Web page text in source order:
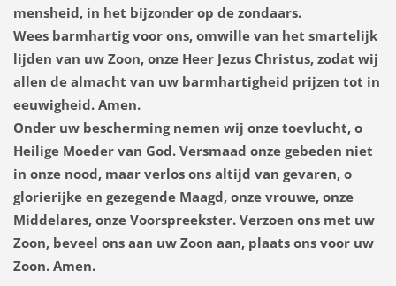
mensheid, in het bijzonder op de zondaars.
Wees barmhartig voor ons, omwille van het smartelijk
lijden van uw Zoon, onze Heer Jezus Christus, zodat wij
allen de almacht van uw barmhartigheid prijzen tot in
eeuwigheid. Amen.
Onder uw bescherming nemen wij onze toevlucht, o
Heilige Moeder van God. Versmaad onze gebeden niet
in onze nood, maar verlos ons altijd van gevaren, o
glorierijke en gezegende Maagd, onze vrouwe, onze
Middelares, onze Voorspreekster. Verzoen ons met uw
Zoon, beveel ons aan uw Zoon aan, plaats ons voor uw
Zoon. Amen.